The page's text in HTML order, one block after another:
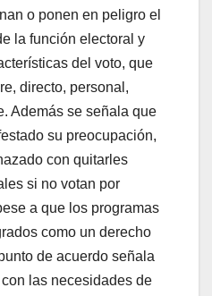
o ponen en peligro el
la función electoral y
del voto, que
directo, personal,
Además se señala que
su preocupación,
con quitarles
si no votan por
a que los programas
como un derecho
de acuerdo señala
las necesidades de